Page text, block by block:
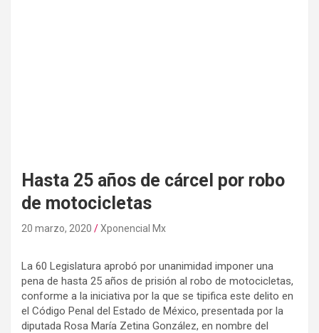
Hasta 25 años de cárcel por robo
de motocicletas
20 marzo, 2020 Xponencial Mx
La 60 Legislatura aprobó por unanimidad imponer una
pena de hasta 25 años de prisión al robo de motocicletas,
conforme a la iniciativa por la que se tipifica este delito en
el Código Penal del Estado de México, presentada por la
diputada Rosa María Zetina González, en nombre del